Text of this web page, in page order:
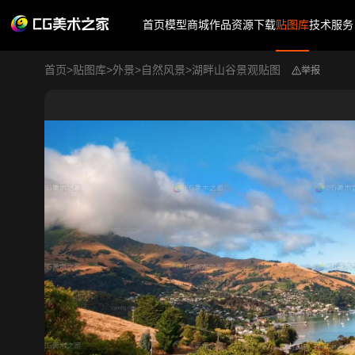
首页模型商城作品资源下载贴图库技术服务
首页>贴图库>外景>自然风景>湖畔山谷景观贴图 举报